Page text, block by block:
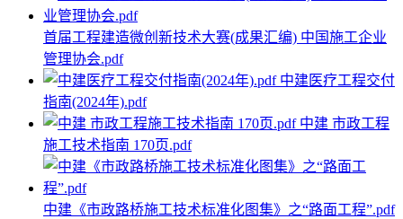
首届工程建造微创新技术大赛(成果汇编) 中国施工企业
管理协会.pdf
中建医疗工程交付
指南(2024年).pdf
中建 市政工程
施工技术指南 170页.pdf
中建《市政路桥施工技术标准化图集》之“路面工程”.pdf